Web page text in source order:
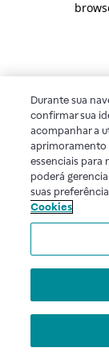
Durante sua
confirmar sua
acompanhar a
aprimoramento
essenciais para
poderá
suas
Cookies